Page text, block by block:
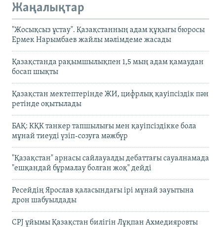
Жаңалықтар
"Жосықсыз ұстау". Қазақстанның адам құқығы бюросы
Ермек Нарымбаев жайлы мәлімдеме жасады
Қазақстанда рақымшылықпен 1,5 мың адам қамаудан
босап шықты
Қазақстан мектептерінде ЖИ, цифрлық қауіпсіздік пән
ретінде оқытылады
БАҚ: КҚК танкер тапшылығы мен қауіпсіздікке бола
мұнай тиеуді үзіп-созуға мәжбүр
"Қазақстан" арнасы сайлауалды дебаттағы сауалнамада
"ешқандай бұрмалау болған жоқ" дейді
Ресейдің Ярослав қаласындағы ірі мұнай зауытына
дрон шабуылдады
CPJ ұйымы Қазақстан билігін Лұқпан Ахмедияровты